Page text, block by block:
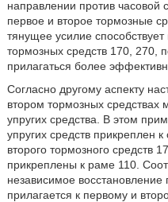
направлении против часовой
первое и второе тормозные
тянущее усилие способствует
тормозных средств 170, 270,
прилагаться более
Согласно другому аспекту
втором тормозных средствах
упругих средства. В этом
упругих средств прикреплен
второго тормозного средств
прикреплены к раме 110.
независимое
прилагается к первому и